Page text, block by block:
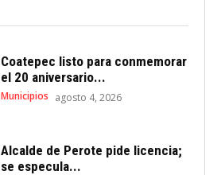
Coatepec listo para conmemorar
el 20 aniversario...
Municipios agosto 4, 2026
Alcalde de Perote pide licencia;
se especula...